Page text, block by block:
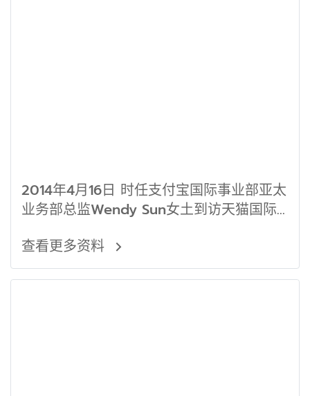
2014年4月16日 时任支付宝国际事业部亚太
业务部总监Wendy Sun女土到访天猫国际
查看更多资料